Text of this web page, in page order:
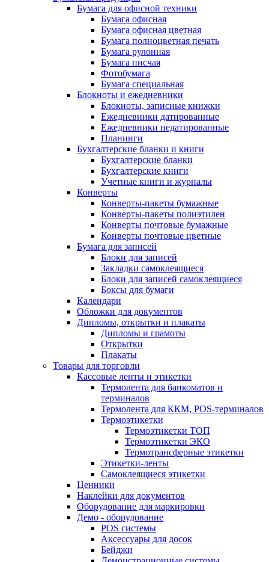
Бумага для офисной техники
Бумага офисная
Бумага офисная цветная
Бумага полноцветная печать
Бумага рулонная
Бумага писчая
Фотобумага
Бумага специальная
Блокноты и ежедневники
Блокноты, записные книжки
Ежедневники датированные
Ежедневники недатированные
Планинги
Бухгалтерские бланки и книги
Бухгалтерские бланки
Бухгалтерские книги
Учетные книги и журналы
Конверты
Конверты-пакеты бумажные
Конверты-пакеты полиэтилен
Конверты почтовые бумажные
Конверты почтовые цветные
Бумага для записей
Блоки для записей
Закладки самоклеящиеся
Блоки для записей самоклеящиеся
Боксы для бумаги
Календари
Обложки для документов
Дипломы, открытки и плакаты
Дипломы и грамоты
Открытки
Плакаты
Товары для торговли
Кассовые ленты и этикетки
Термолента для банкоматов и
терминалов
Термолента для ККМ, POS-терминалов
Термоэтикетки
Термоэтикетки ТОП
Термоэтикетки ЭКО
Термотрансферные этикетки
Этикетки-ленты
Самоклеящиеся этикетки
Ценники
Наклейки для документов
Оборудование для маркировки
Демо - оборудование
POS системы
Аксессуары для досок
Бейджи